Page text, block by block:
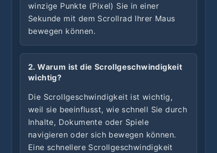
winzige Punkte (Pixel) Sie in einer
Sekunde mit dem Scrollrad Ihrer Maus
bewegen können.
2. Warum ist die Scrollgeschwindigkeit
wichtig?
Die Scrollgeschwindigkeit ist wichtig,
weil sie beeinflusst, wie schnell Sie durch
Inhalte, Dokumente oder Spiele
navigieren oder sich bewegen können.
Eine schnellere Scrollgeschwindigkeit